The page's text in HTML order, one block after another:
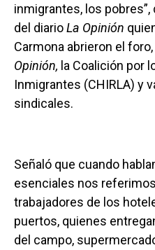
inmigrantes, los
del diarioLa Opinión
Carmona abrieron el
Opinión, la Coalición por
Inmigrantes (CHIRLA) y
sindicales.
Señaló que cuando
esenciales nos
trabajadores de los
puertos, quienes
del campo,